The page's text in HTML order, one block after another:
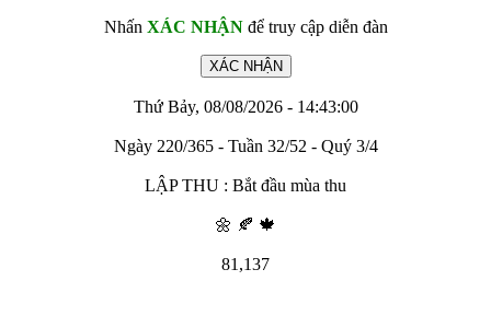
Nhấn XÁC NHẬNđể truy cập diễn đàn
Thứ Bảy, 08/08/2026 - 14:43:00
Ngày 220/365 - Tuần 32/52 - Quý 3/4
LẬP THU : Bắt đầu mùa thu
🌼 🍂 🍁
81,137